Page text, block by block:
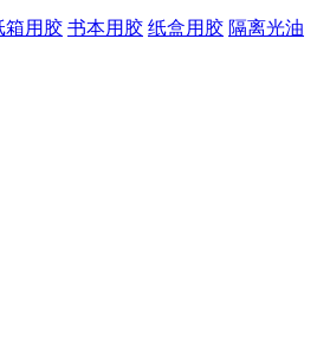
箱用胶 书本用胶 纸盒用胶 隔离光油